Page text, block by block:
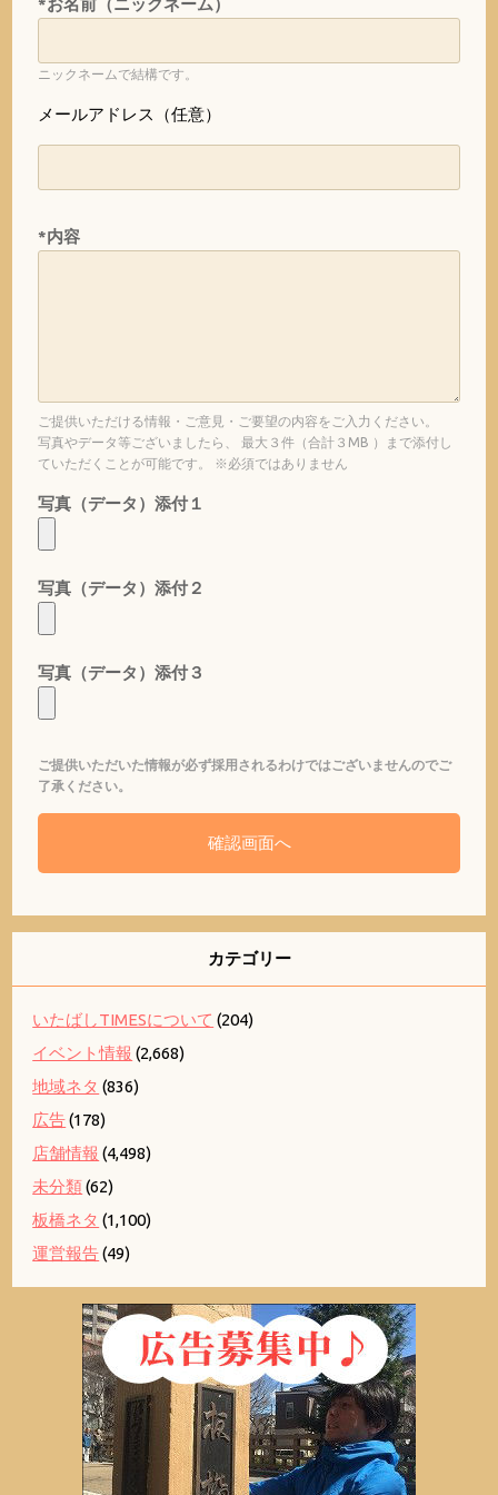
*お名前（ニックネーム）
ニックネームで結構です。
メールアドレス（任意）
*内容
ご提供いただける情報・ご意見・ご要望の内容をご入力ください。
写真やデータ等ございましたら、 最大３件（合計３MB ）まで添付し
ていただくことが可能です。 ※必須ではありません
写真（データ）添付１
写真（データ）添付２
写真（データ）添付３
ご提供いただいた情報が必ず採用されるわけではございませんのでご
了承ください。
カテゴリー
いたばしTIMESについて (204)
イベント情報 (2,668)
地域ネタ (836)
広告(178)
店舗情報 (4,498)
未分類(62)
板橋ネタ (1,100)
運営報告(49)